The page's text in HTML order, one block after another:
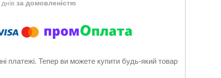
за домовленістю
платежі. Тепер ви можете купити будь-який товар